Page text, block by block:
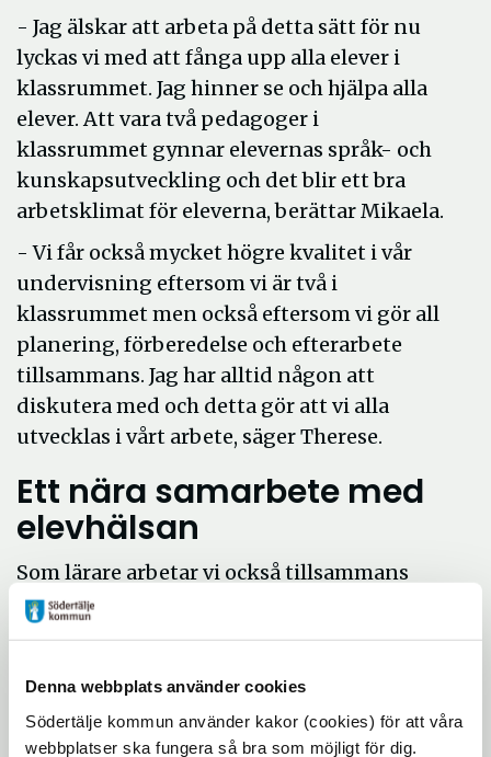
Denna webbplats använder cookies
Södertälje kommun använder kakor (cookies) för att våra
webbplatser ska fungera så bra som möjligt för dig.
- Jag älskar att arbeta på detta sätt för nu
lyckas vi med att fånga upp alla elever i
klassrummet. Jag hinner se och hjälpa alla
elever. Att vara två pedagoger i
klassrummet gynnar elevernas språk- och
kunskapsutveckling och det blir ett bra
arbetsklimat för eleverna, berättar Mikaela.
- Vi får också mycket högre kvalitet i vår
undervisning eftersom vi är två i
klassrummet men också eftersom vi gör all
planering, förberedelse och efterarbete
tillsammans. Jag har alltid någon att
diskutera med och detta gör att vi alla
utvecklas i vårt arbete, säger Therese.
Ett nära samarbete med
elevhälsan
Som lärare arbetar vi också tillsammans
med elevhälsan (skolkurator, skolsköterska,
specialpedagog/speciallärare, mentor) och
förutsättningar och stöd. Vi blir ett bra team
med eleven i fokus.